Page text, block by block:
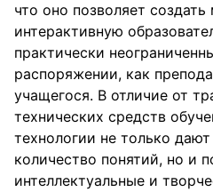
что оно позволяет
интерактивную
практически
распоряжении, как
учащегося. В отличие от
технических средств
технологии не только
количество понятий, но и
интеллектуальные и